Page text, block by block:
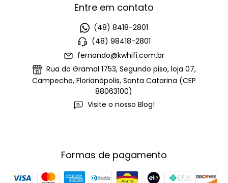
Entre em contato
(48) 8418-2801
(48) 98418-2801
fernando@kwhifi.com.br
Rua do Gramal 1753, Segundo piso, loja 07,
Campeche, Florianópolis, Santa Catarina (CEP
88063100)
Visite o nosso Blog!
Formas de pagamento